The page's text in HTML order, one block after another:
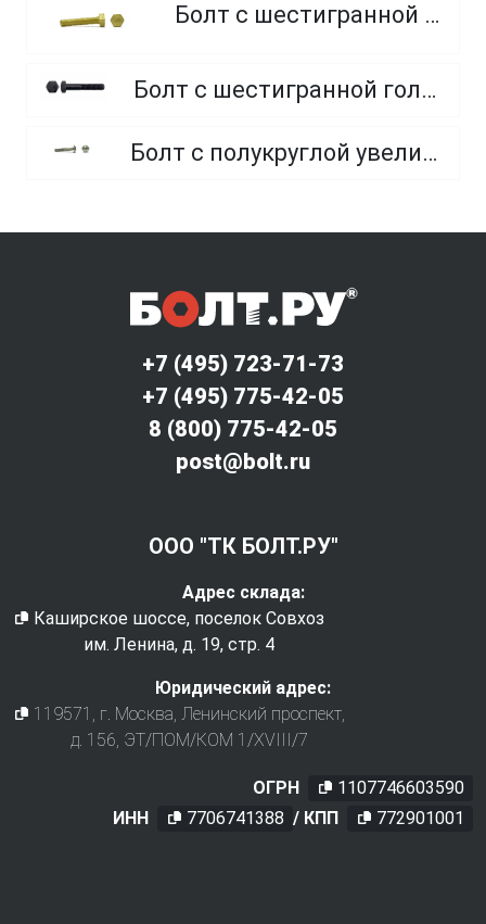
Болт с шестигранной головкой, из латуни
Болт с шестигранной головкой, неполная резьба, класс прочности 10.9 и 12.9
Болт с полукруглой увеличенной головкой и усом класса точности C (мебельный)
+7 (495) 723-71-73
+7 (495) 775-42-05
8 (800) 775-42-05
post@bolt.ru
ООО "ТК БОЛТ.РУ"
Адрес склада:
Каширское шоссе, поселок Совхоз
им. Ленина, д. 19, стр. 4
Юридический адрес:
119571
, г. Москва Ленинский проспект,
д. 156, ЭТ/ПОМ/КОМ 1/XVIII/7
ОГРН
1107746603590
ИНН
7706741388 / КПП 772901001